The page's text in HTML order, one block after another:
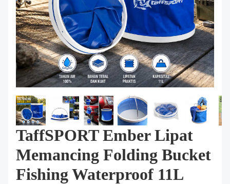
TaffSPORT Ember Lipat
Memancing Folding Bucket
Fishing Waterproof 11L